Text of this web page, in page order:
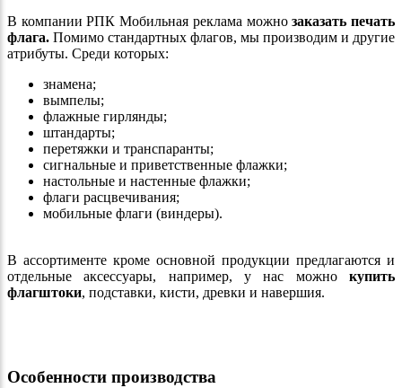
В компании РПК Мобильная реклама можнозаказать печать
флага. Помимо стандартных флагов, мы производим и другие
атрибуты. Среди которых:
знамена;
вымпелы;
флажные гирлянды;
штандарты;
перетяжки и транспаранты;
сигнальные и приветственные флажки;
настольные и настенные флажки;
флаги расцвечивания;
мобильные флаги (виндеры).
В ассортименте кроме основной продукции предлагаются и
отдельные аксессуары, например, у нас можно купить
флагштоки, подставки, кисти, древки и навершия.
Особенности производства